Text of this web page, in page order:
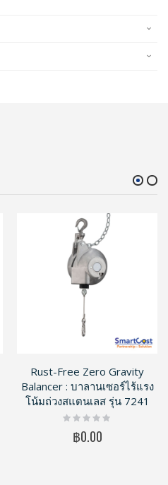
Rust-Free Zero Gravity
Balancer : บาลานเซอร์ไร้แรง
โน้มถ่วงสแตนเลส รุ่น 7241
Rating:
฿0.00